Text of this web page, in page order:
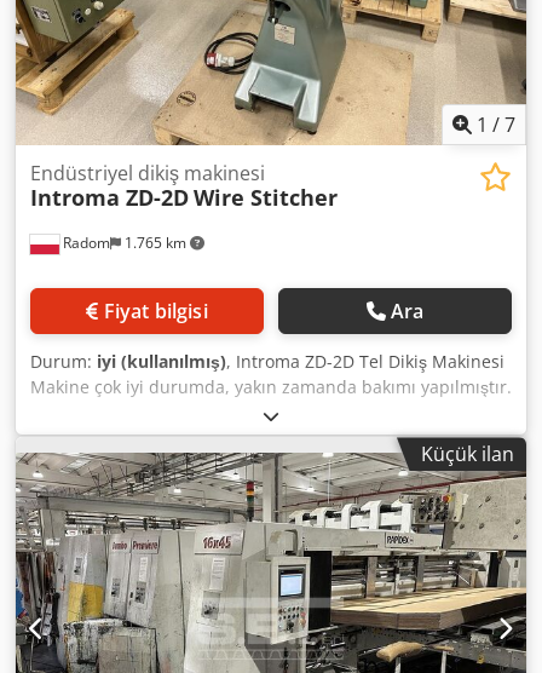
1 /7
Radom 1.765 km
Endüstriyel dikiş makinesi
Introma ZD-2DWire Stitcher
Fiyat bilgisi Ara
Durum: iyi (kullanılmış), Introma ZD-2D Tel Dikiş Makinesi
Makine çok iyi durumda, yakın zamanda bakımı yapılmıştır.
Teknik özellikler: Kapasite: 180/dak Maksimum dikiş
kalınlığı: 25 mm Tel çapı: maks. 1 mm Güç kaynağı: 380V
Crsdpfszdavrjx Amuef Ağırlık: 230 kg Makinede blok ve
kitapçık dikişi için ayarlanabilir masa bulunur. Ön kenar
boşluğu. Kullanım kılavuzu dahildir.
Küçük ilan